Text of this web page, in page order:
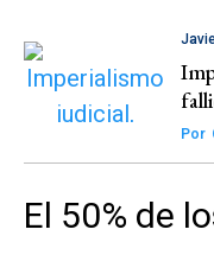
Por
El 50% de